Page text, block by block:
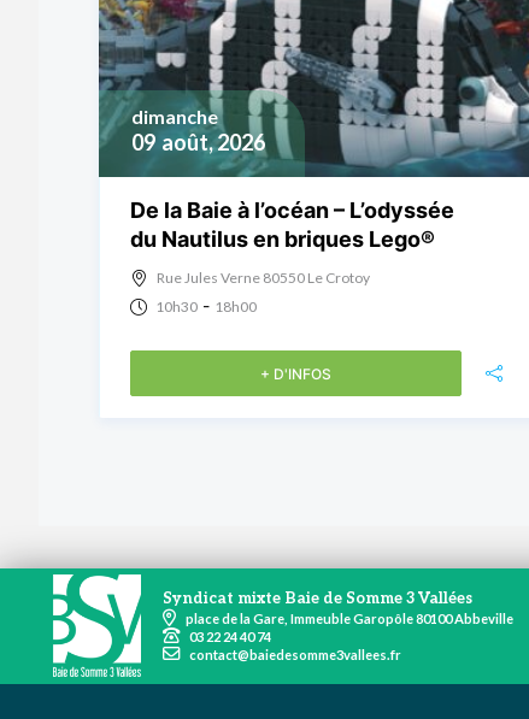
09 août, 2026
dimanche
De la Baie à l’océan – L’odyssée
du Nautilus en briques Lego®
Rue Jules Verne 80550 Le Crotoy
10h30 - 18h00
+ D'INFOS
Syndicat mixte Baie de Somme 3 Vallées
place de la Gare, Immeuble Garopôle 80100 Abbeville
03 22 24 40 74
contact@baiedesomme3vallees.fr